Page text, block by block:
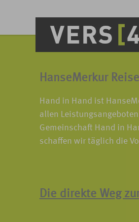
HanseMerkur
Hand in Hand ist
allen
Gemeinschaft Hand in
schaffen wir täglich die
Die direkte Weg